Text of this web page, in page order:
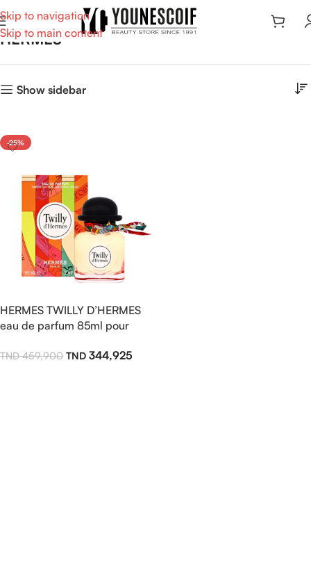
Skip to navigation
Skip to main content
HERMES
Show sidebar
-25%
HERMES TWILLY D’HERMES
eau de parfum 85ml pour
459,900 344,925